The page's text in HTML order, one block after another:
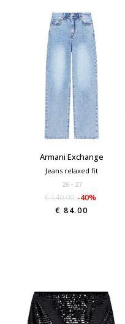
Armani Exchange
Jeans relaxed fit
26 27
€ 140.00 -40%
€ 84.00